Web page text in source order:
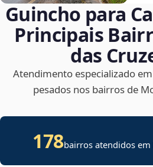
Guincho para
Principais
das
Atendimento especializado
pesados nos bairros de
178bairros atendidos em